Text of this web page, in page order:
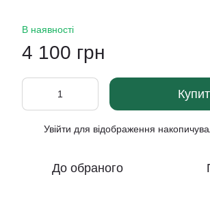
В наявності
4 100 грн
Увійти для відображення
До обраного